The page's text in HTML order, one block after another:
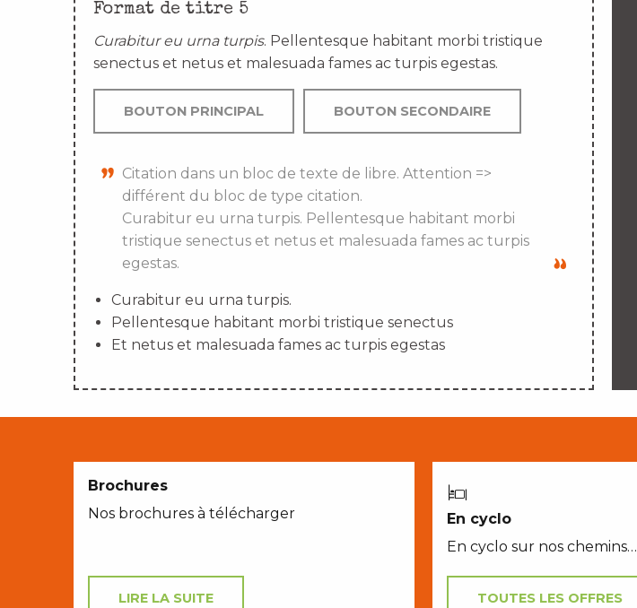
Format de titre 5
Curabitur eu urna turpis. Pellentesque habitant morbi tristique
senectus et netus et malesuada fames ac turpis egestas.
BOUTON PRINCIPAL BOUTON SECONDAIRE
Citation dans un bloc de texte de libre. Attention =>
différent du bloc de type citation.
Curabitur eu urna turpis. Pellentesque habitant morbi
tristique senectus et netus et malesuada fames ac turpis
egestas.
Curabitur eu urna turpis.
Pellentesque habitant morbi tristique senectus
Et netus et malesuada fames ac turpis egestas
Brochures
Nos brochures à télécharger
LIRE LA SUITE
En cyclo
En cyclo sur nos chemins…
TOUTES LES OFFRES